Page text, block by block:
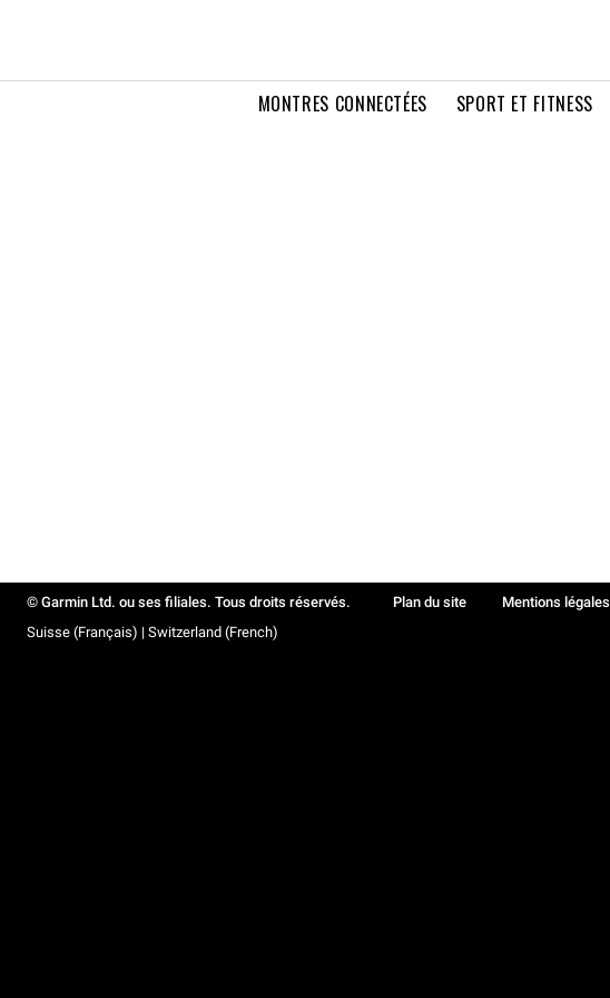
MONTRES CONNECTÉES SPORT ET FITNESS
© Garmin Ltd. ou ses filiales. Tous droits réservés. Plan du site Mentions légales
Suisse (Français) | Switzerland (French)